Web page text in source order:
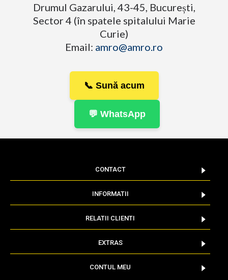
Drumul Gazarului, 43-45, București,
Sector 4 (în spatele spitalului Marie
Curie)
Email: amro@amro.ro
📞 Sună acum
💬 WhatsApp
CONTACT
INFORMATII
RELATII CLIENTI
EXTRAS
CONTUL MEU